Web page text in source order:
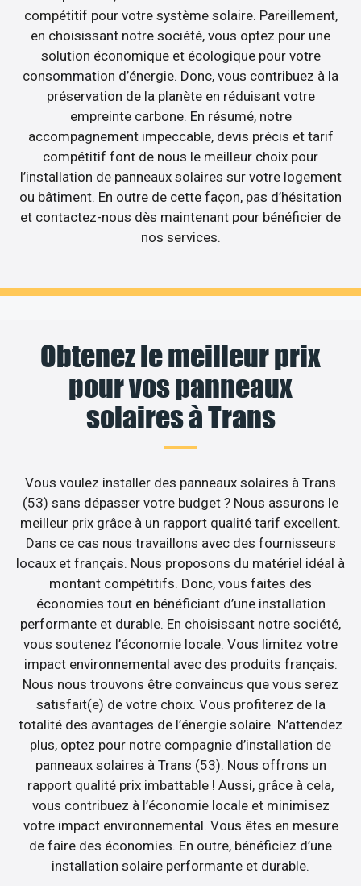
compétitif pour votre système solaire. Pareillement,
en choisissant notre société, vous optez pour une
solution économique et écologique pour votre
consommation d’énergie. Donc, vous contribuez à la
préservation de la planète en réduisant votre
empreinte carbone. En résumé, notre
accompagnement impeccable, devis précis et tarif
compétitif font de nous le meilleur choix pour
l’installation de panneaux solaires sur votre logement
ou bâtiment. En outre de cette façon, pas d’hésitation
et contactez-nous dès maintenant pour bénéficier de
nos services.
Obtenez le meilleur prix
pour vos panneaux
solaires à Trans
Vous voulez installer des panneaux solaires à Trans
(53) sans dépasser votre budget ? Nous assurons le
meilleur prix grâce à un rapport qualité tarif excellent.
Dans ce cas nous travaillons avec des fournisseurs
locaux et français. Nous proposons du matériel idéal à
montant compétitifs. Donc, vous faites des
économies tout en bénéficiant d’une installation
performante et durable. En choisissant notre société,
vous soutenez l’économie locale. Vous limitez votre
impact environnemental avec des produits français.
Nous nous trouvons être convaincus que vous serez
satisfait(e) de votre choix. Vous profiterez de la
totalité des avantages de l’énergie solaire. N’attendez
plus, optez pour notre compagnie d’installation de
panneaux solaires à Trans (53). Nous offrons un
rapport qualité prix imbattable ! Aussi, grâce à cela,
vous contribuez à l’économie locale et minimisez
votre impact environnemental. Vous êtes en mesure
de faire des économies. En outre, bénéficiez d’une
installation solaire performante et durable.